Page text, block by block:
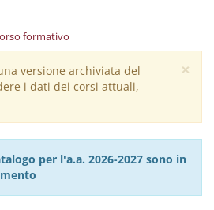
formativo
×
versione archiviata del
i dati dei corsi attuali,
per l'a.a. 2026-2027 sono in